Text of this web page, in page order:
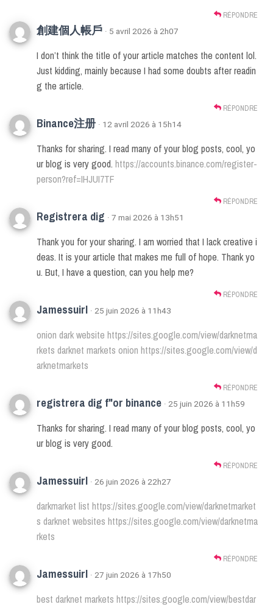
RÉPONDRE
創建個人帳戶 · 5 avril 2026 à 2h07
I don’t think the title of your article matches the content lol.
Just kidding, mainly because I had some doubts after readin
g the article.
RÉPONDRE
Binance注册 · 12 avril 2026 à 15h14
Thanks for sharing. I read many of your blog posts, cool, yo
ur blog is very good. https://accounts.binance.com/register-
person?ref=IHJUI7TF
RÉPONDRE
Registrera dig · 7 mai 2026 à 13h51
Thank you for your sharing. I am worried that I lack creative i
deas. It is your article that makes me full of hope. Thank yo
u. But, I have a question, can you help me?
RÉPONDRE
Jamessuirl · 25 juin 2026 à 11h43
onion dark website https://sites.google.com/view/darknetma
rkets darknet markets onion https://sites.google.com/view/d
arknetmarkets
RÉPONDRE
registrera dig f"or binance · 25 juin 2026 à 11h59
Thanks for sharing. I read many of your blog posts, cool, yo
ur blog is very good.
RÉPONDRE
Jamessuirl · 26 juin 2026 à 22h27
darkmarket list https://sites.google.com/view/darknetmarket
s darknet websites https://sites.google.com/view/darknetma
rkets
RÉPONDRE
Jamessuirl · 27 juin 2026 à 17h50
best darknet markets https://sites.google.com/view/bestdar